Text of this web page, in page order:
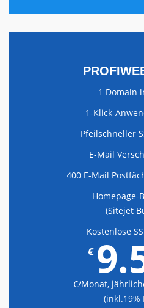
1 Domain
1-Klick-
Pfeilschneller
E-Mail
400 E-Mail
Homepage-
(Sitejet
Kostenlose
€
€/Monat,
(inkl.19%